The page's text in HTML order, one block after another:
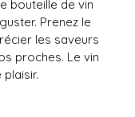
bouteille de vin
Prenez le
les saveurs
proches. Le vin